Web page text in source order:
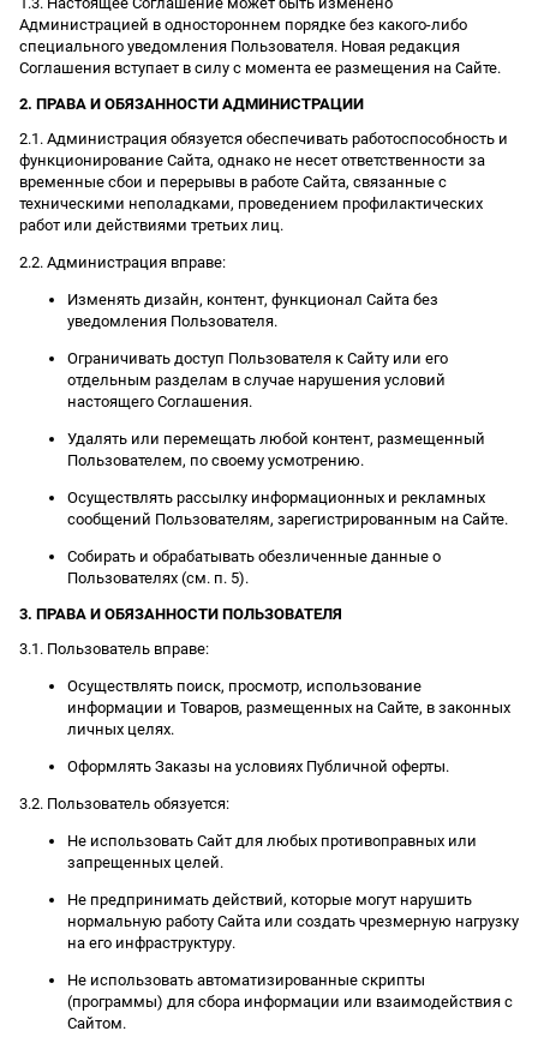
Администрацией в одностороннем порядке без какого-либо
специального уведомления Пользователя. Новая редакция
Соглашения вступает в силу с момента ее размещения на Сайте.
2. ПРАВА И ОБЯЗАННОСТИ АДМИНИСТРАЦИИ
2.1. Администрация обязуется обеспечивать работоспособность и
функционирование Сайта, однако не несет ответственности за
временные сбои и перерывы в работе Сайта, связанные с
техническими неполадками, проведением профилактических
работ или действиями третьих лиц.
2.2. Администрация вправе:
Изменять дизайн, контент, функционал Сайта без
уведомления Пользователя.
Ограничивать доступ Пользователя к Сайту или его
отдельным разделам в случае нарушения условий
настоящего Соглашения.
Удалять или перемещать любой контент, размещенный
Пользователем, по своему усмотрению.
Осуществлять рассылку информационных и рекламных
сообщений Пользователям, зарегистрированным на Сайте.
Собирать и обрабатывать обезличенные данные о
Пользователях (см. п. 5).
3. ПРАВА И ОБЯЗАННОСТИ ПОЛЬЗОВАТЕЛЯ
3.1. Пользователь вправе:
Осуществлять поиск, просмотр, использование
информации и Товаров, размещенных на Сайте, в законных
личных целях.
Оформлять Заказы на условиях Публичной оферты.
3.2. Пользователь обязуется:
Не использовать Сайт для любых противоправных или
запрещенных целей.
Не предпринимать действий, которые могут нарушить
нормальную работу Сайта или создать чрезмерную нагрузку
на его инфраструктуру.
Не использовать автоматизированные скрипты
(программы) для сбора информации или взаимодействия с
Сайтом.